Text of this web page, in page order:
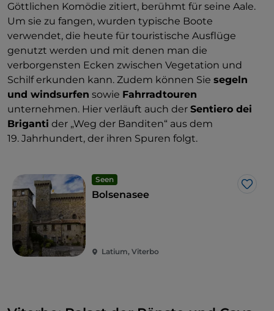
Göttlichen Komödie zitiert, berühmt für seine Aale.
Um sie zu fangen, wurden typische Boote
verwendet, die heute für touristische Ausflüge
genutzt werden und mit denen man die
verborgensten Ecken zwischen Vegetation und
Schilf erkunden kann. Zudem können Sie segeln
und windsurfen sowie Fahrradtouren
unternehmen. Hier verläuft auch der Sentiero dei
Briganti der „Weg der Banditen“ aus dem
19. Jahrhundert, der ihren Spuren folgt.
Seen
Like
Bolsenasee
Latium, Viterbo